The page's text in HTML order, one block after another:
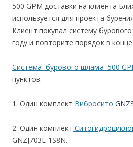
500 GPM доставки на клиента
используется для проекта
Клиент покупал систему
году и повторите порядок в
Система бурового шлама 500
пунктов:
1. Один комплект Вибросито
2. Один комплект
GNZJ703E-1S8N.